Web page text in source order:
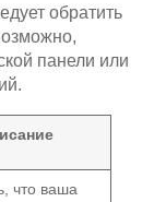
обратить
панели или
что ваша